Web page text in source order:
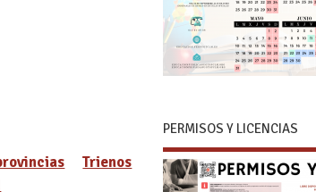
Trienos
PERMISOS Y LICENCIAS